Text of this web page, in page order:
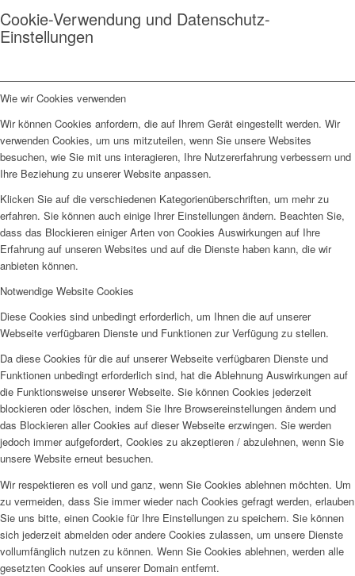
Cookie-Verwendung und Datenschutz-
Einstellungen
Wie wir Cookies verwenden
Wir können Cookies anfordern, die auf Ihrem Gerät eingestellt werden. Wir
verwenden Cookies, um uns mitzuteilen, wenn Sie unsere Websites
besuchen, wie Sie mit uns interagieren, Ihre Nutzererfahrung verbessern und
Ihre Beziehung zu unserer Website anpassen.
Klicken Sie auf die verschiedenen Kategorienüberschriften, um mehr zu
erfahren. Sie können auch einige Ihrer Einstellungen ändern. Beachten Sie,
dass das Blockieren einiger Arten von Cookies Auswirkungen auf Ihre
Erfahrung auf unseren Websites und auf die Dienste haben kann, die wir
anbieten können.
Notwendige Website Cookies
Diese Cookies sind unbedingt erforderlich, um Ihnen die auf unserer
Webseite verfügbaren Dienste und Funktionen zur Verfügung zu stellen.
Da diese Cookies für die auf unserer Webseite verfügbaren Dienste und
Funktionen unbedingt erforderlich sind, hat die Ablehnung Auswirkungen auf
die Funktionsweise unserer Webseite. Sie können Cookies jederzeit
blockieren oder löschen, indem Sie Ihre Browsereinstellungen ändern und
das Blockieren aller Cookies auf dieser Webseite erzwingen. Sie werden
jedoch immer aufgefordert, Cookies zu akzeptieren / abzulehnen, wenn Sie
unsere Website erneut besuchen.
Wir respektieren es voll und ganz, wenn Sie Cookies ablehnen möchten. Um
zu vermeiden, dass Sie immer wieder nach Cookies gefragt werden, erlauben
Sie uns bitte, einen Cookie für Ihre Einstellungen zu speichern. Sie können
sich jederzeit abmelden oder andere Cookies zulassen, um unsere Dienste
vollumfänglich nutzen zu können. Wenn Sie Cookies ablehnen, werden alle
gesetzten Cookies auf unserer Domain entfernt.